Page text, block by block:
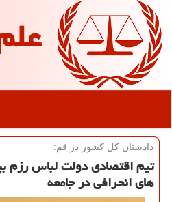
دادستان كل كشور در قم:
تیم اقتصادی دولت لباس رزم
های انحرافی در جامعه